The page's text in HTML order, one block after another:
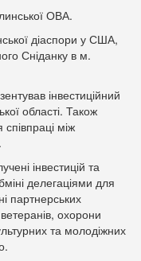
ОВА.
діаспори у США,
Сніданку в м.
інвестиційний
області. Також
між
інвестицій та
делегаціями для
партнерських
охорони
та молодіжних